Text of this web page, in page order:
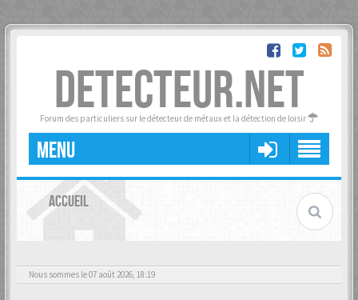
DETECTEUR.NET
Forum des particuliers sur le détecteur de métaux et la détection de loisir
MENU
ACCUEIL
Nous sommes le 07 août 2026, 18:19